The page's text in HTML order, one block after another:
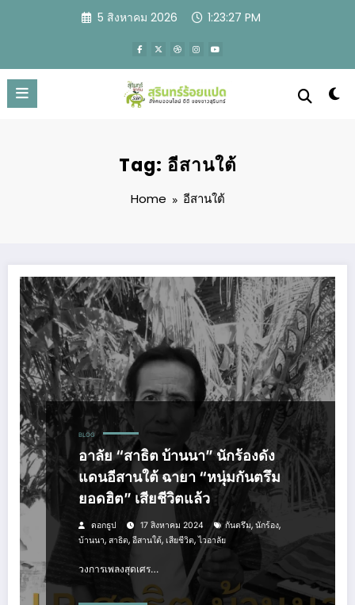
5 สิงหาคม 2026 1:23:27 PM
Tag: อีสานใต้
Home อีสานใต้
BLOG
อาลัย “สาธิต บ้านนา” นักร้องดัง
แดนอีสานใต้ ฉายา “หนุ่มกันตรึม
ยอดฮิต” เสียชีวิตแล้ว
ดอกธูป 17 สิงหาคม 2024 กันตรึม, นักร้อง,
บ้านนา, สาธิต, อีสานใต้, เสียชีวิต,ไวอาลัย
วงการเพลงสุดเศร…